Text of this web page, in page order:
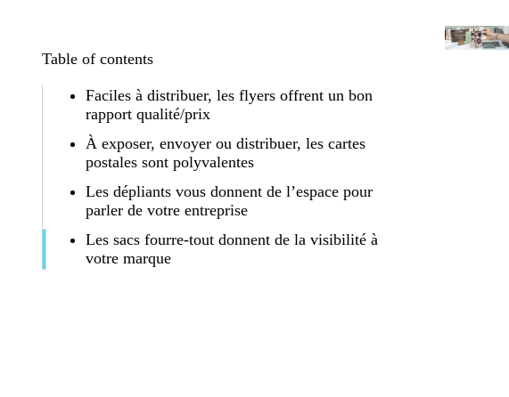
Table of contents
Faciles à distribuer, les flyers offrent un bon
rapport qualité/prix
À exposer, envoyer ou distribuer, les cartes
postales sont polyvalentes
Les dépliants vous donnent de l’espace pour
parler de votre entreprise
Les sacs fourre-tout donnent de la visibilité à
votre marque